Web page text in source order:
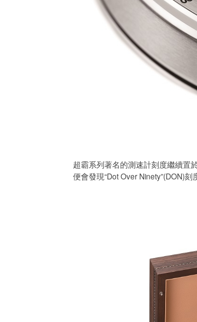
超霸系列著名的測速計刻度繼續置
便會發現“Dot Over Ninety”(DON)